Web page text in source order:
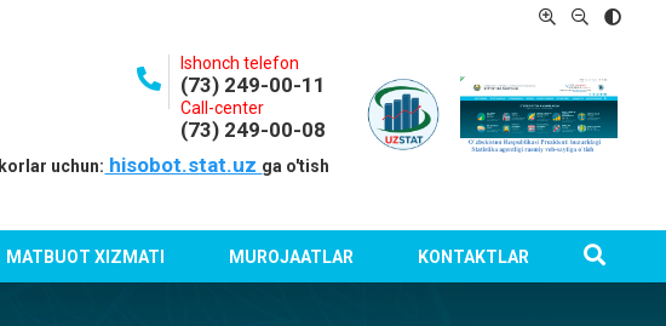
Ishonch telefon
(73) 249-00-11
Call-center
(73) 249-00-08
uchun: hisobot.stat.uz ga o'tish
MATBUOT XIZMATI MUROJAATLAR KONTAKTLAR